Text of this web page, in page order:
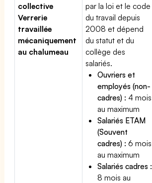
collective
Verrerie
travaillée
mécaniquement
au chalumeau
par la loi et le code
du travail depuis
2008 et dépend
du statut et du
collège des
salariés.
Ouvriers et
employés (non-
cadres) : 4 mois
au maximum
Salariés ETAM
(Souvent
cadres) : 6 mois
au maximum
Salariés cadres :
8 mois au